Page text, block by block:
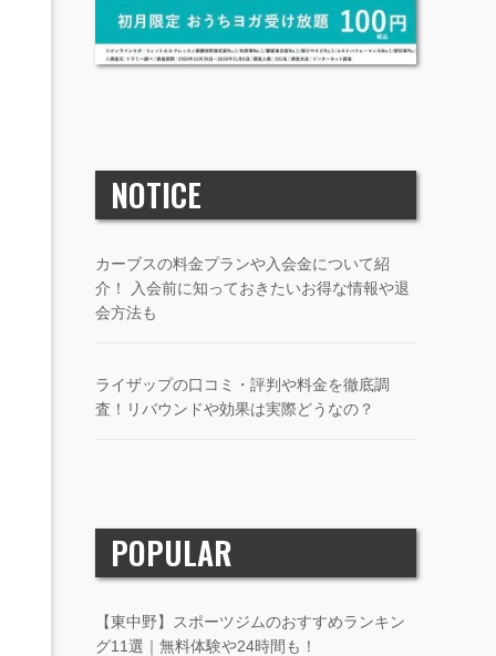
NOTICE
カーブスの料金プランや入会金について紹
介！ 入会前に知っておきたいお得な情報や退
会方法も
ライザップの口コミ・評判や料金を徹底調
査！リバウンドや効果は実際どうなの？
POPULAR
【東中野】スポーツジムのおすすめランキン
グ11選｜無料体験や24時間も！